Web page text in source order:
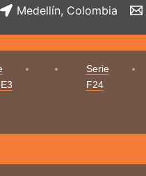
Medellín, Colombia
Serie
F24